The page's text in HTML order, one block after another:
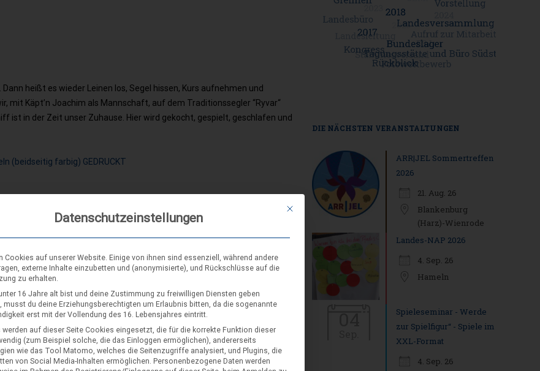
Dann heißt es wieder Leinen los, Segel hissen, Kurs aufnehmen und
mit Käpt’n Joachim als Mannschaft, auf dem Traditionssegler “Ryvar“
ist in der Zeit unser Zuhause. Hier wird gekocht, gespielt, geschlafen und
(beidseitig farbig) GEDRUCKT
DIE NÄCHSTEN VERANSTALTUNGEN
ARR|JEL Sommertreffen
2026
21. Aug. 26
Blankenburg
(Harz)-Wienrode
Landes-NAP 2026
4. Sep. 26
Hameln
Spieleseminar - Werde
zur Spielfigur“ - Spiele im
XXL-Format
4. Sep. 26
Mit diesem Button wird der Dialog geschlossen. Seine Funktionalität ist
Datenschutzeinstellungen
Cookies auf unserer Website. Einige von ihnen sind essenziell, während andere
externe Inhalte einzubetten und (anonymisierte), und Rückschlüsse auf die
zu erhalten.
16 Jahre alt bist und deine Zustimmung zu freiwilligen Diensten geben
musst du deine Erziehungsberechtigten um Erlaubnis bitten, da die sogenannte
erst mit der Vollendung des 16. Lebensjahres eintritt.
werden auf dieser Seite Cookies eingesetzt, die für die korrekte Funktion dieser
(zum Beispiel solche, die das Einloggen ermöglichen), andererseits
wie das Tool Matomo, welches die Seitenzugriffe analysiert, und Plugins, die
von Social Media-Inhalten ermöglichen. Personenbezogene Daten werden